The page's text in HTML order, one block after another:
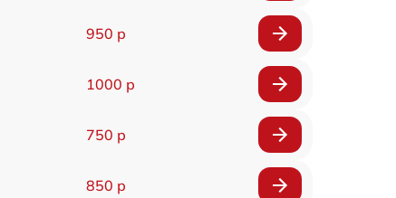
950 р
1000 р
750 р
850 р